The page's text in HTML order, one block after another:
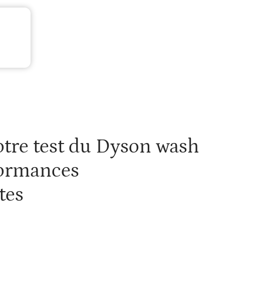
test du Dyson wash